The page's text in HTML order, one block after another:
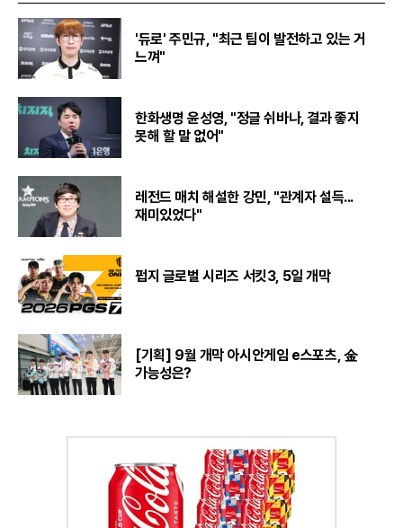
'듀로' 주민규, "최근 팀이 발전하고 있는 거
느껴"
한화생명 윤성영, "정글 쉬바나, 결과 좋지
못해 할 말 없어"
레전드 매치 해설한 강민, "관계자 설득...
재미있었다"
펍지 글로벌 시리즈 서킷3, 5일 개막
[기획] 9월 개막 아시안게임 e스포츠, 金
가능성은?